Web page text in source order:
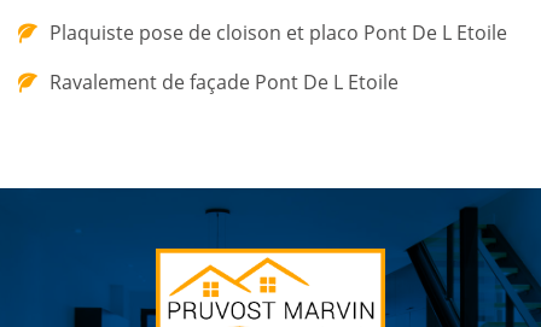
Plaquiste pose de cloison et placo Pont De L Etoile
Ravalement de façade Pont De L Etoile